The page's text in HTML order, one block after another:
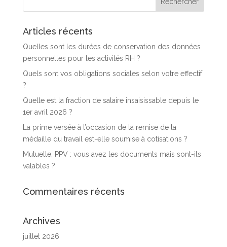
Articles récents
Quelles sont les durées de conservation des données
personnelles pour les activités RH ?
Quels sont vos obligations sociales selon votre effectif
?
Quelle est la fraction de salaire insaisissable depuis le
1er avril 2026 ?
La prime versée à l’occasion de la remise de la
médaille du travail est-elle soumise à cotisations ?
Mutuelle, PPV : vous avez les documents mais sont-ils
valables ?
Commentaires récents
Archives
juillet 2026